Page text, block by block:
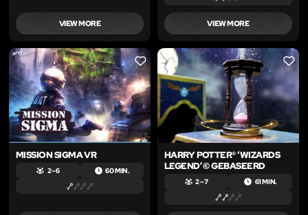
VIEW MORE VIEW MORE
LIKE
MISSION SIGMA VR
2 – 6 60 MIN.
LIKE
HARRY POTTER® ‘WIZARDS
LEGEND’ © GEBASEERD
2 – 7 61 MIN.